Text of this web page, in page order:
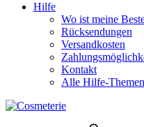
Hilfe
Wo ist meine
Rücksendungen
Versandkosten
Kontakt
Alle Hilfe-Themen